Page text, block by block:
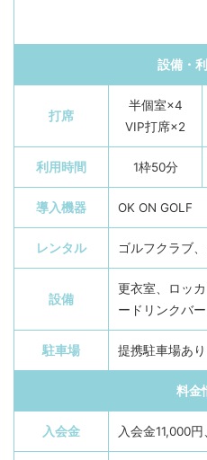
設備・
打席
半個室×4
VIP打席×2
利用時間 1枠50分
導入機器 OK ON GOLF
レンタル ゴルフクラブ
設備
更衣室、ロッ
ードリンクバー
駐車場 提携駐車場あり
料金
入会金 入会金11,000